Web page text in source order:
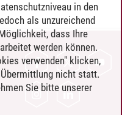
in den
als unzureichend
dass Ihre
werden können.
verwenden" klicken,
nicht statt.
Sie bitte unserer